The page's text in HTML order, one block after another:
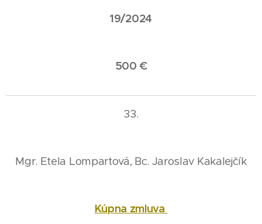
19/2024
500 €
33.
Mgr. Etela Lompartová, Bc. Jaroslav Kakalejčík
Kúpna zmluva